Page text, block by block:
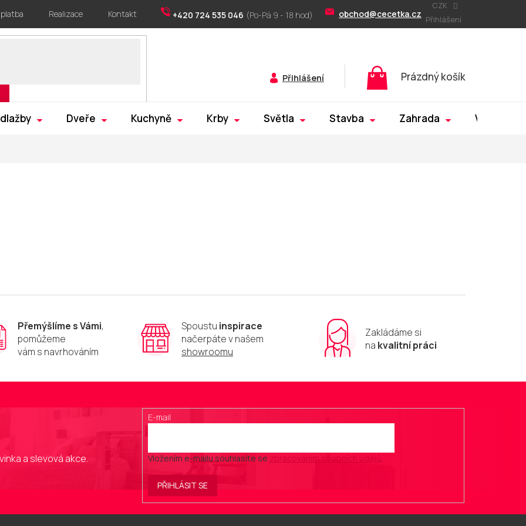
+420 724 535 046 obchod@cecetka.cz
Realizace Kontakt
CZK
Přihlášení
Přihlášení
Nákupní
košík
Prázdný košík
Dveře Kuchyně Krby Světla Stavba Zahrada Výprodej
Přemýšlíme s Vámi,
pomůžeme
vám s navrhováním
Spoustu inspirace
načerpáte v našem
showroomu
Zakládáme si
na kvalitní práci
a slevová akce.
E-mail
Vložením e-mailu souhlasíte se zpracováním osobních údajů.
PŘIHLÁSIT SE